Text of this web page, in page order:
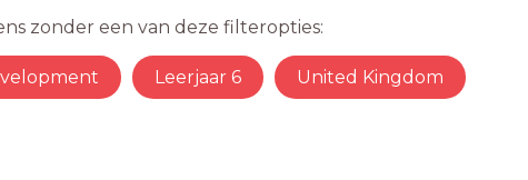
zonder een van deze filteropties:
Leerjaar 6 United Kingdom